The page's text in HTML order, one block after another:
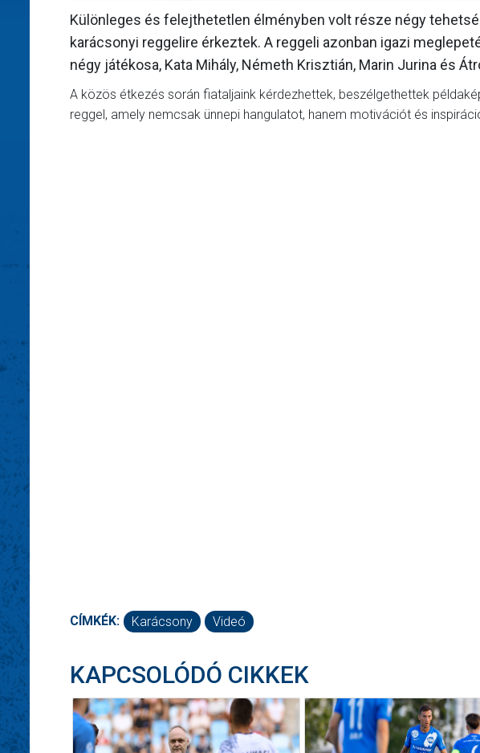
Különleges és felejthetetlen élményben volt része négy
karácsonyi reggelire érkeztek. A reggeli azonban igazi
négy játékosa, Kata Mihály, Németh Krisztián, Marin Jurina és
A közös étkezés során fiataljaink kérdezhettek, beszélgethettek
reggel, amely nemcsak ünnepi hangulatot, hanem motivációt és
CÍMKÉK: Karácsony Videó
KAPCSOLÓDÓ CIKKEK